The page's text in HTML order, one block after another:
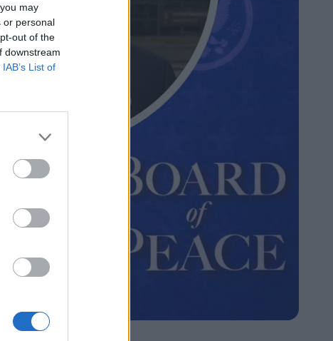
may
or personal
out of the
downstream
IAB’s List of